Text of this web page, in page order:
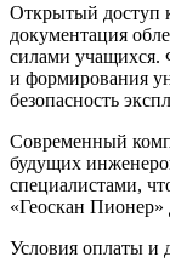
Открытый доступ
документация
силами
и формирования
безопасность
Современный
будущих
специалистами,
«Геоскан Пионер»
Условия оплаты и